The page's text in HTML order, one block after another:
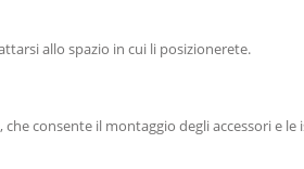
allo spazio in cui li posizionerete.
consente il montaggio degli accessori e le